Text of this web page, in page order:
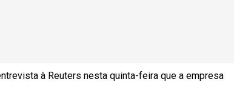
à Reuters nesta quinta-feira que a empresa